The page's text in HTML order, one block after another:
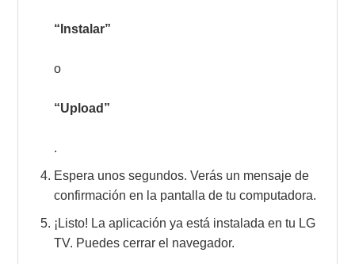
“Instalar”
o
“Upload”
.
Espera unos segundos. Verás un mensaje de
confirmación en la pantalla de tu computadora.
¡Listo! La aplicación ya está instalada en tu LG
TV. Puedes cerrar el navegador.